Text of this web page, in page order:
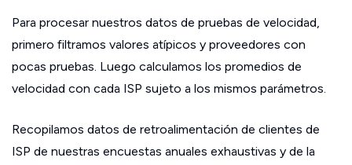
Para procesar nuestros datos de pruebas de velocidad,
primero filtramos valores atípicos y proveedores con
pocas pruebas. Luego calculamos los promedios de
velocidad con cada ISP sujeto a los mismos parámetros.
Recopilamos datos de retroalimentación de clientes de
ISP de nuestras encuestas anuales exhaustivas y de la